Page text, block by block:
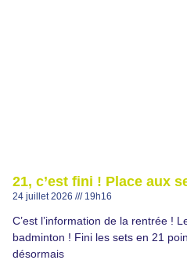
21, c’est fini ! Place aux
24 juillet 2026 19h16
C’est l’information de la rentrée !
badminton ! Fini les sets en 21
désormais